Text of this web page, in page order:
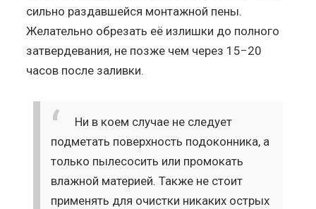
сильно раздавшейся монтажной пены.
Желательно обрезать её излишки до полного
затвердевания, не позже чем через 15−20
часов после заливки.
Ни в коем случае не следует
подметать поверхность подоконника, а
только пылесосить или промокать
влажной материей. Также не стоит
применять для очистки никаких острых